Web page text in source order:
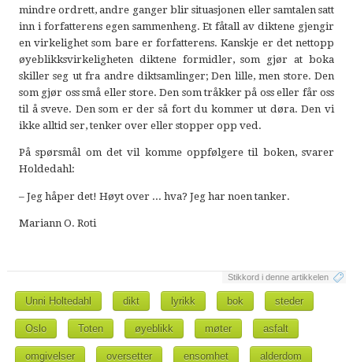
mindre ordrett, andre ganger blir situasjonen eller samtalen satt
inn i forfatterens egen sammenheng. Et fåtall av diktene gjengir
en virkelighet som bare er forfatterens. Kanskje er det nettopp
øyeblikksvirkeligheten diktene formidler, som gjør at boka
skiller seg ut fra andre diktsamlinger; Den lille, men store. Den
som gjør oss små eller store. Den som tråkker på oss eller får oss
til å sveve. Den som er der så fort du kommer ut døra. Den vi
ikke alltid ser, tenker over eller stopper opp ved.
På spørsmål om det vil komme oppfølgere til boken, svarer
Holdedahl:
– Jeg håper det! Høyt over ... hva? Jeg har noen tanker.
Mariann O. Roti
Stikkord i denne artikkelen
Unni Holtedahl dikt lyrikk bok steder
Oslo Toten øyeblikk møter asfalt
omgivelser oversetter ensomhet alderdom